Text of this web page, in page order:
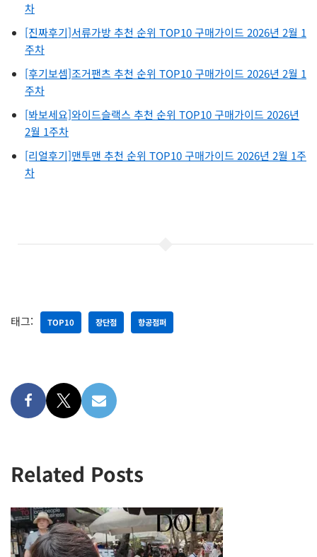
차
[진짜후기]서류가방 추천 순위 TOP10 구매가이드 2026년 2월 1
주차
[후기보셈]조거팬츠 추천 순위 TOP10 구매가이드 2026년 2월 1
주차
[봐보세요]와이드슬랙스 추천 순위 TOP10 구매가이드 2026년
2월 1주차
[리얼후기]맨투맨 추천 순위 TOP10 구매가이드 2026년 2월 1주
차
태그: TOP10 장단점 항공점퍼
Related Posts